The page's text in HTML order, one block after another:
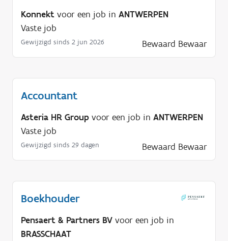
Konnekt voor een job in ANTWERPEN
Vaste job
Gewijzigd sinds 2 jun 2026 Bewaard Bewaar
Accountant
Asteria HR Group voor een job in ANTWERPEN
Vaste job
Gewijzigd sinds 29 dagen Bewaard Bewaar
Boekhouder
Pensaert & Partners BV voor een job in
BRASSCHAAT